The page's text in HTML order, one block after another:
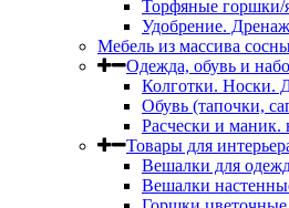
Торфяные горшки/
Удобрение.
Мебель из массива
Одежда, обувь и
Колготки. Носки.
Обувь (тапочки,
Расчески и маник.
Товары для
Вешалки для
Вешалки